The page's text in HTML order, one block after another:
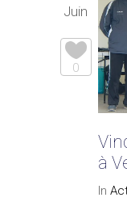
Juin
0
à
In